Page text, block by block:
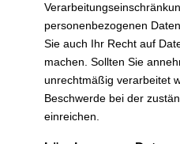
personenbezogenen
Sie auch Ihr Recht auf
machen. Sollten Sie
unrechtmäßig verarbeitet
Beschwerde bei der
einreichen.